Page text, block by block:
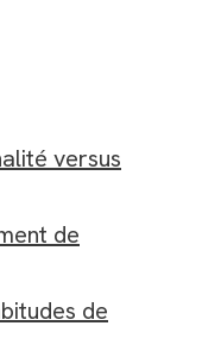
versus
de
de